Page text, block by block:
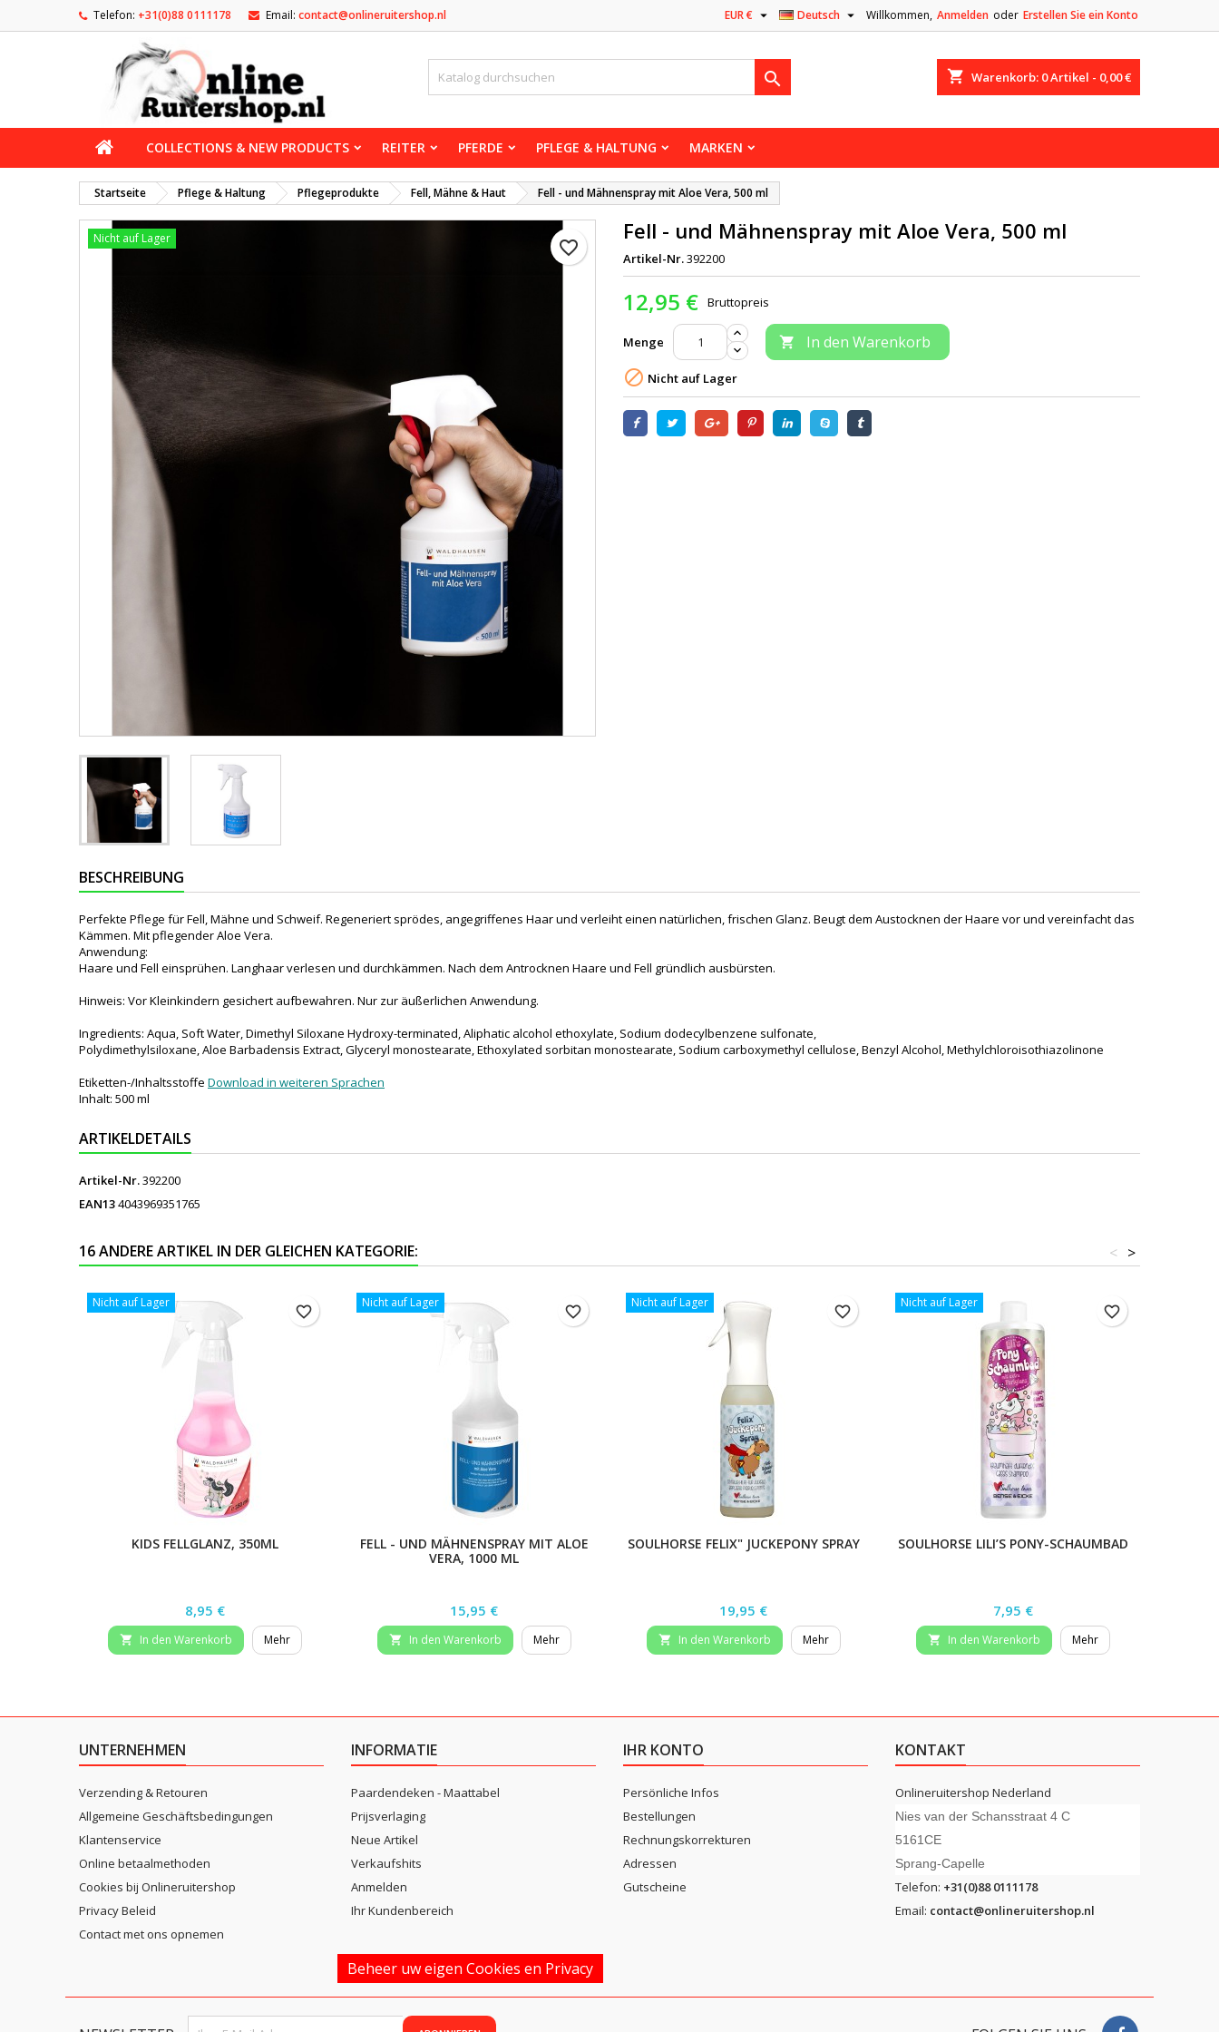
Telefon: +31(0)88 0111178 Email: contact@onlineruitershop.nl Willkommen, Anmelden oder Erstellen Sie ein Konto
Deutsch 
EUR € 
shopping_cart Warenkorb: 0Artikel - 0,00 €

COLLECTIONS & NEW PRODUCTS REITER PFERDE PFLEGE & HALTUNG MARKEN
Startseite Pflege & Haltung Pflegeprodukte Fell, Mähne & Haut Fell - und Mähnenspray mit Aloe Vera, 500 ml
favorite_border
Nicht auf Lager Fell - und Mähnenspray mit Aloe Vera, 500 ml
Artikel-Nr.392200
12,95 € Bruttopreis
Menge  In den Warenkorb
 Nicht auf Lager
BESCHREIBUNG
Perfekte Pflege für Fell, Mähne und Schweif. Regeneriert sprödes, angegriffenes Haar und verleiht einen natürlichen, frischen Glanz. Beugt dem Austocknen der Haare vor und vereinfacht das
Kämmen. Mit pflegender Aloe Vera.
Anwendung:
Haare und Fell einsprühen. Langhaar verlesen und durchkämmen. Nach dem Antrocknen Haare und Fell gründlich ausbürsten.
Hinweis: Vor Kleinkindern gesichert aufbewahren. Nur zur äußerlichen Anwendung.
Ingredients: Aqua, Soft Water, Dimethyl Siloxane Hydroxy-terminated, Aliphatic alcohol ethoxylate, Sodium dodecylbenzene sulfonate,
Polydimethylsiloxane, Aloe Barbadensis Extract, Glyceryl monostearate, Ethoxylated sorbitan monostearate, Sodium carboxymethyl cellulose, Benzyl Alcohol, Methylchloroisothiazolinone
Etiketten-/Inhaltsstoffe Download in weiteren Sprachen
Inhalt: 500 ml
ARTIKELDETAILS
Artikel-Nr.392200
EAN134043969351765
16 ANDERE ARTIKEL IN DER GLEICHEN KATEGORIE: >
<
Nicht auf Lager
KIDS FELLGLANZ, 350ML
Preis
8,95 €
 In den Warenkorb Mehr
favorite_border
Nicht auf Lager
FELL - UND MÄHNENSPRAY MIT ALOE
VERA, 1000 ML
Preis
15,95 €
 In den Warenkorb Mehr
favorite_border
Nicht auf Lager
SOULHORSE FELIX" JUCKEPONY SPRAY
Preis
19,95 €
 In den Warenkorb Mehr
favorite_border
Nicht auf Lager
SOULHORSE LILI’S PONY-SCHAUMBAD
Preis
7,95 €
 In den Warenkorb Mehr
favorite_border
UNTERNEHMEN
Verzending & Retouren
Allgemeine Geschäftsbedingungen
Klantenservice
Online betaalmethoden
Cookies bij Onlineruitershop
Privacy Beleid
Contact met ons opnemen
INFORMATIE
Paardendeken - Maattabel
Prijsverlaging
Neue Artikel
Verkaufshits
Anmelden
Ihr Kundenbereich
IHR KONTO
Persönliche Infos
Bestellungen
Rechnungskorrekturen
Adressen
Gutscheine
KONTAKT
Onlineruitershop Nederland
Nies van der Schansstraat 4 C
5161CE
Sprang-Capelle
Telefon: +31(0)88 0111178
Email: contact@onlineruitershop.nl
Beheer uw eigen Cookies en Privacy